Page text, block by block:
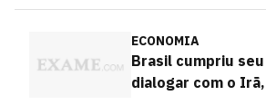
ECONOMIA
Brasil cumpriu
dialogar com o